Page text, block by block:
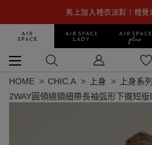
馬上加入睡衣派對！睡
HOME CHIC.A 上身 上身系列
2WAY圓領繞頸細帶長袖弧形下擺短版